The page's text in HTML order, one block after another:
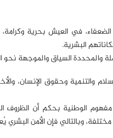
الضعفاء، في العيش بحرية
البشرية.
والمحددة السياق والموجهة نحو
والتنمية وحقوق الإنسان،
الوطنية بحكم أن الظروف
وبالتالي فإن الأمن البشري